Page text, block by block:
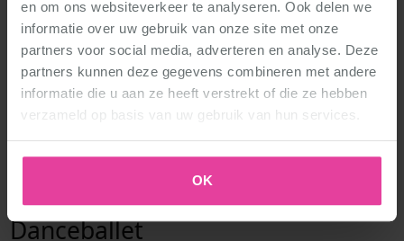
en om ons websiteverkeer te analyseren. Ook delen we
informatie over uw gebruik van onze site met onze
partners voor social media, adverteren en analyse. Deze
partners kunnen deze gegevens combineren met andere
informatie die u aan ze heeft verstrekt of die ze hebben
verzameld op basis van uw gebruik van hun services.
OK
Sportcentrum Essink in Eindhoven
Stratum
Toon Schröderlaan 2
5644 HS Eindhoven
Gewoon lekker dansen bij DéDé
Danceballet